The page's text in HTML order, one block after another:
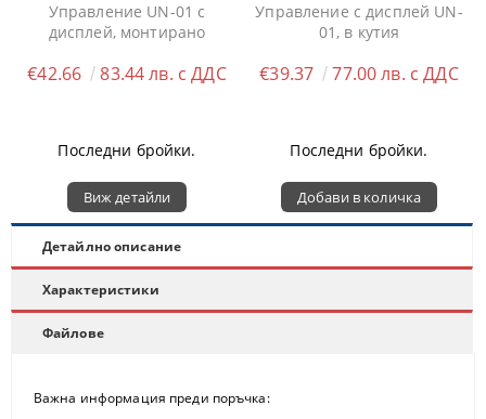
Управление UN-01 с
дисплей, монтирано
€42.66 83.44 лв. с ДДС
Последни бройки.
Виж детайли
Управление с дисплей UN-
01, в кутия
€39.37 77.00 лв. с ДДС
Последни бройки.
Детайлно описание
Характеристики
Файлове
Важна информация преди поръчка: